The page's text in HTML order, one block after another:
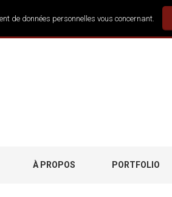
de données personnelles vous concernant.
À PROPOS PORTFOLIO